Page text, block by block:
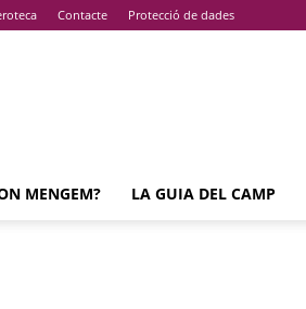
Contacte Protecció de dades
MENGEM? LA GUIA DEL CAMP